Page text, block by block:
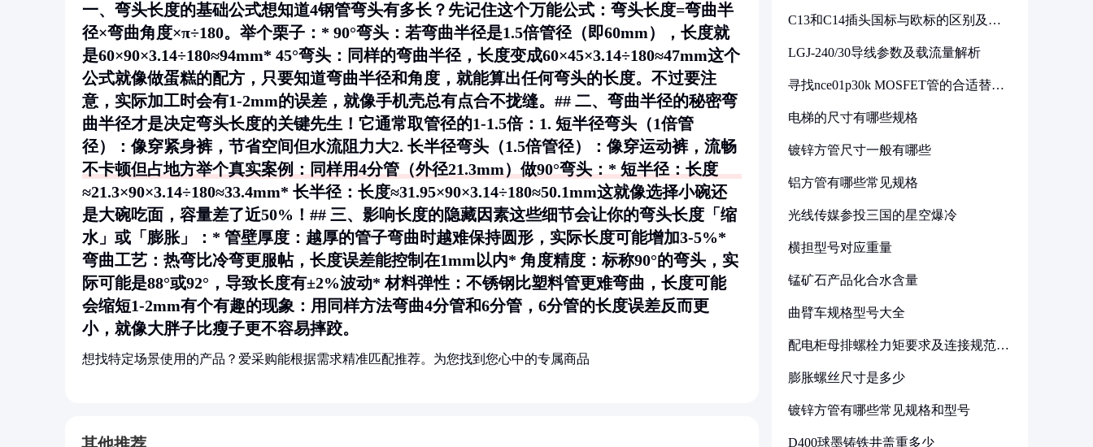
一、弯头长度的基础公式想知道4钢管弯头有多长？先记住这个万能公式： 弯头长度=弯曲半
径×弯曲角度×π÷180。举个栗子：* 90°弯头：若弯曲半径是1.5倍管径（即60mm），长度就
是60×90×3.14÷180≈94mm* 45°弯头：同样的弯曲半径，长度变成60×45×3.14÷180≈47mm这个
公式就像做蛋糕的配方，只要知道弯曲半径和角度，就能算出任何弯头的长度。不过要注
意，实际加工时会有1-2mm的误差，就像手机壳总有点合不拢缝。## 二、弯曲半径的秘密弯
曲半径才是决定弯头长度的关键先生！它通常取管径的1-1.5倍：1. 短半径弯头 （1倍管
径）：像穿紧身裤，节省空间但水流阻力大2. 长半径弯头 （1.5倍管径）：像穿运动裤，流畅
不卡顿但占地方举个真实案例：同样用4分管（外径21.3mm）做90°弯头：* 短半径：长度
≈21.3×90×3.14÷180≈33.4mm* 长半径：长度≈31.95×90×3.14÷180≈50.1mm这就像选择小碗还
是大碗吃面，容量差了近50%！## 三、影响长度的隐藏因素这些细节会让你的弯头长度「缩
水」或「膨胀」：* 管壁厚度 ：越厚的管子弯曲时越难保持圆形，实际长度可能增加3-5%*
弯曲工艺 ：热弯比冷弯更服帖，长度误差能控制在1mm以内* 角度精度 ：标称90°的弯头，实
际可能是88°或92°，导致长度有±2%波动*材料弹性 ：不锈钢比塑料管更难弯曲，长度可能
会缩短1-2mm有个有趣的现象：用同样方法弯曲4分管和6分管，6分管的长度误差反而更
小，就像大胖子比瘦子更不容易摔跤。
想找特定场景使用的产品？爱采购能根据需求精准匹配推荐。为您找到您心中的专属商品
C13和C14插头国标与欧标的区别及其
LGJ-240/30导线参数及载流量解析
寻找nce01p30k MOSFET管的合适替代
电梯的尺寸有哪些规格
镀锌方管尺寸一般有哪些
铝方管有哪些常见规格
光线传媒参投三国的星空爆冷
横担型号对应重量
锰矿石产品化合水含量
曲臂车规格型号大全
配电柜母排螺栓力矩要求及连接规范详
膨胀螺丝尺寸是多少
镀锌方管有哪些常见规格和型号
D400球墨铸铁井盖重多少